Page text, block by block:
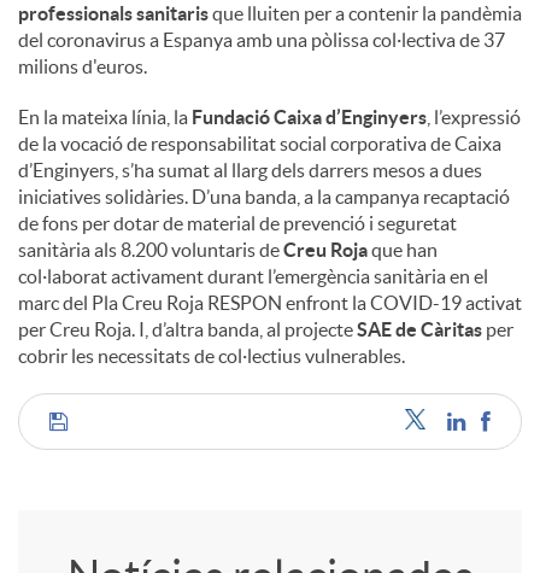
professionals sanitarisque lluiten per a contenir la pandèmia
del coronavirus a Espanya amb una pòlissa col·lectiva de 37
milions d'euros.
En la mateixa línia, la Fundació Caixa d’Enginyers , l’expressió
de la vocació de responsabilitat social corporativa de Caixa
d’Enginyers, s’ha sumat al llarg dels darrers mesos a dues
iniciatives solidàries. D’una banda, a la campanya recaptació
de fons per dotar de material de prevenció i seguretat
sanitària als 8.200 voluntaris deCreu Rojaque han
col·laborat activament durant l’emergència sanitària en el
marc del Pla Creu Roja RESPON enfront la COVID-19 activat
per Creu Roja. I, d’altra banda, al projecteSAE de Càritas per
cobrir les necessitats de col·lectius vulnerables.
C